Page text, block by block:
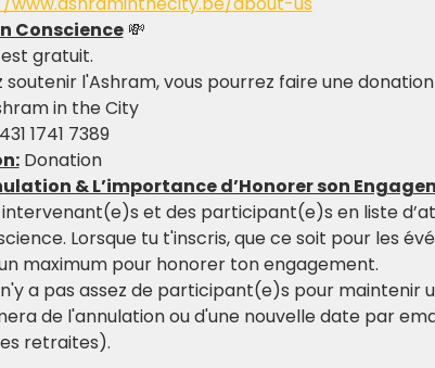
Conscience 💸
gratuit.
soutenir l'Ashram, vous pourrez faire une
in the City
1741 7389
Donation
& L’importance d’Honorer son
et des participant(e)s en liste
Lorsque tu t'inscris, que ce soit pour les
maximum pour honorer ton engagement.
n'y a pas assez de participant(e)s pour maintenir
de l'annulation ou d'une nouvelle date par
retraites).